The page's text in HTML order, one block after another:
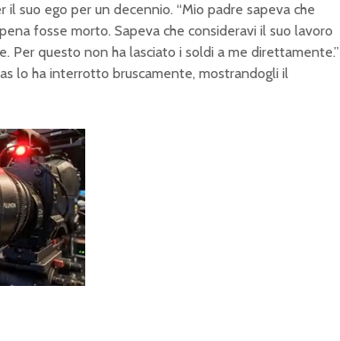
il suo ego per un decennio. “Mio padre sapeva che
fosse morto. Sapeva che consideravi il suo lavoro
Per questo non ha lasciato i soldi a me direttamente.”
lo ha interrotto bruscamente, mostrandogli il